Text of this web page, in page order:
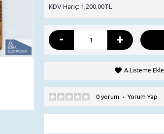
KDV Hariç: 1,200.00TL
- +
A.Listeme Ekle
0 yorum •Yorum Yap